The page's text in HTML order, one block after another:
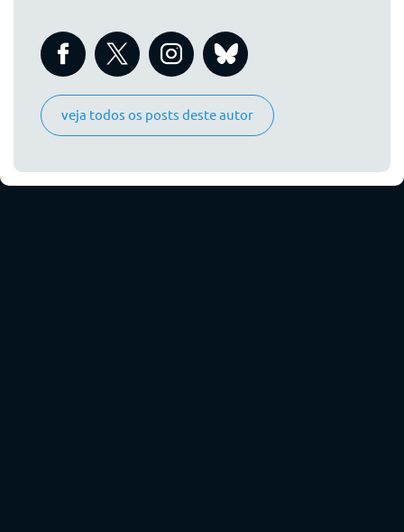
veja todos os posts deste autor